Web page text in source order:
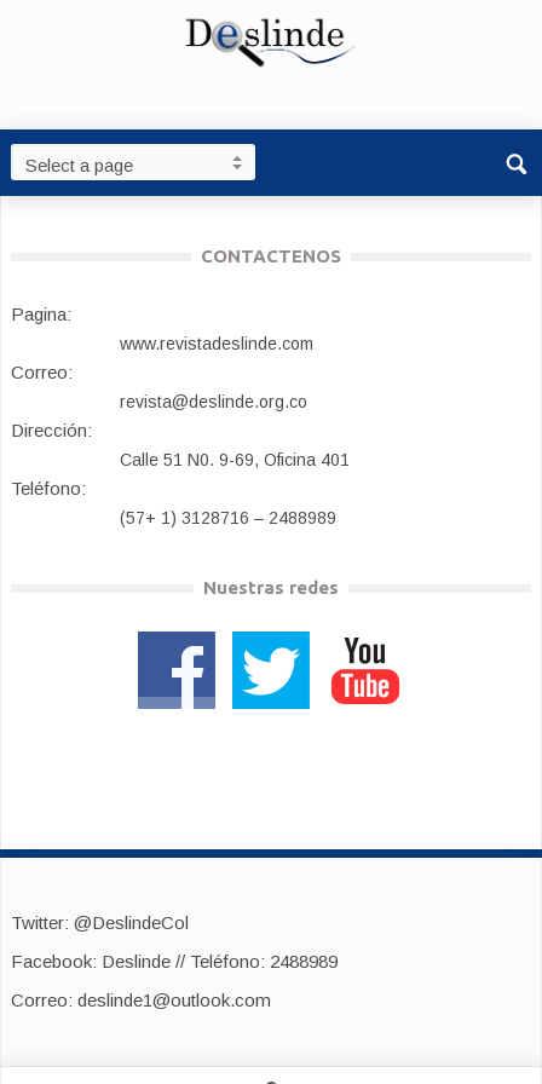
CONTACTENOS
Pagina:
www.revistadeslinde.com
Correo:
revista@deslinde.org.co
Dirección:
Calle 51 N0. 9-69, Oficina 401
Teléfono:
(57+ 1) 3128716 – 2488989
Nuestras redes
Twitter: @DeslindeCol
Facebook: Deslinde // Teléfono: 2488989
Correo: deslinde1@outlook.com